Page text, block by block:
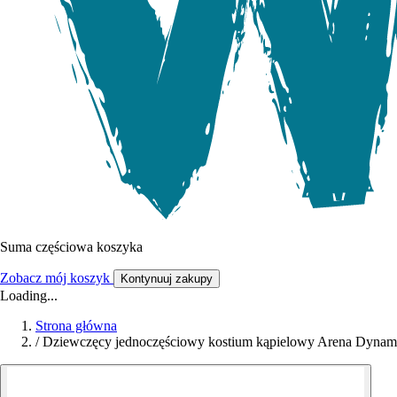
Suma częściowa koszyka
Zobacz mój koszyk Kontynuuj zakupy
Loading...
Strona główna
/ Dziewczęcy jednoczęściowy kostium kąpielowy Arena